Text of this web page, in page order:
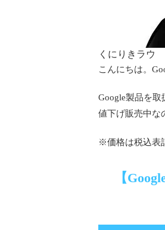
くにりきラウ
こんにちは。
Google製品を
値下げ販売中な
※価格は税込表
【